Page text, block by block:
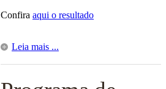
Confira aqui o resultado
Leia mais ...